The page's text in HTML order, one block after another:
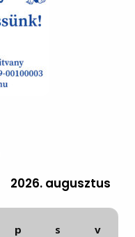
2026. augusztus
p s v